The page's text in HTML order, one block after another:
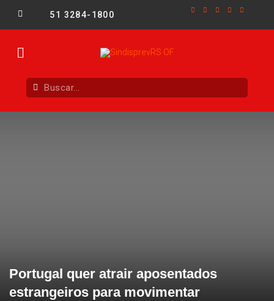
51 3284-1800
Portugal quer atrair aposentados
estrangeiros para movimentar